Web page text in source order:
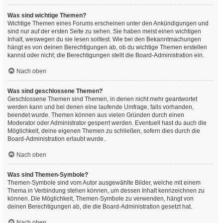
Was sind wichtige Themen?
Wichtige Themen eines Forums erscheinen unter den Ankündigungen und
sind nur auf der ersten Seite zu sehen. Sie haben meist einen wichtigen
Inhalt, weswegen du sie lesen solltest. Wie bei den Bekanntmachungen
hängt es von deinen Berechtigungen ab, ob du wichtige Themen erstellen
kannst oder nicht; die Berechtigungen stellt die Board-Administration ein.
Nach oben
Was sind geschlossene Themen?
Geschlossene Themen sind Themen, in denen nicht mehr geantwortet
werden kann und bei denen eine laufende Umfrage, falls vorhanden,
beendet wurde. Themen können aus vielen Gründen durch einen
Moderator oder Administrator gesperrt werden. Eventuell hast du auch die
Möglichkeit, deine eigenen Themen zu schließen, sofern dies durch die
Board-Administration erlaubt wurde.
Nach oben
Was sind Themen-Symbole?
Themen-Symbole sind vom Autor ausgewählte Bilder, welche mit einem
Thema in Verbindung stehen können, um dessen Inhalt kennzeichnen zu
können. Die Möglichkeit, Themen-Symbole zu verwenden, hängt von
deinen Berechtigungen ab, die die Board-Administration gesetzt hat.